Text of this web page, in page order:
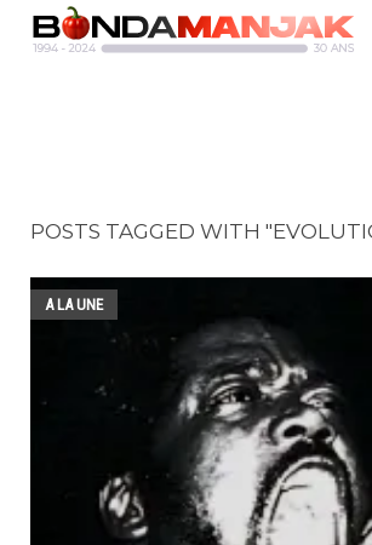
POSTS TAGGED WITH
A LA UNE